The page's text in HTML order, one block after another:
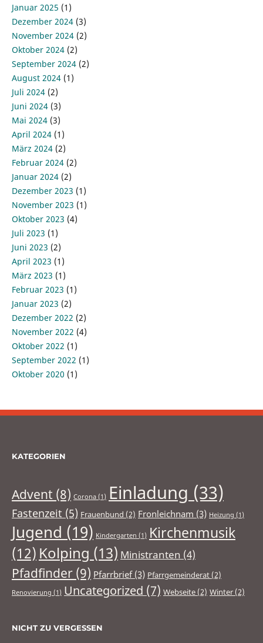
Januar 2025 (1)
Dezember 2024 (3)
November 2024 (2)
Oktober 2024 (2)
September 2024 (2)
August 2024 (1)
Juli 2024 (2)
Juni 2024 (3)
Mai 2024 (3)
April 2024 (1)
März 2024 (2)
Februar 2024 (2)
Januar 2024 (2)
Dezember 2023 (1)
November 2023 (1)
Oktober 2023 (4)
Juli 2023 (1)
Juni 2023 (2)
April 2023 (1)
März 2023 (1)
Februar 2023 (1)
Januar 2023 (2)
Dezember 2022 (2)
November 2022 (4)
Oktober 2022 (1)
September 2022 (1)
Oktober 2020 (1)
KATEGORIEN
Advent (8) Corona (1) Einladung (33)
Fastenzeit (5) Frauenbund (2) Fronleichnam (3) Heizung (1)
Jugend (19) Kindergarten (1) Kirchenmusik
(12) Kolping (13) Ministranten (4)
Pfadfinder (9) Pfarrbrief(3) Pfarrgemeinderat (2)
Renovierung (1) Uncategorized (7) Webseite (2) Winter (2)
NICHT ZU VERGESSEN